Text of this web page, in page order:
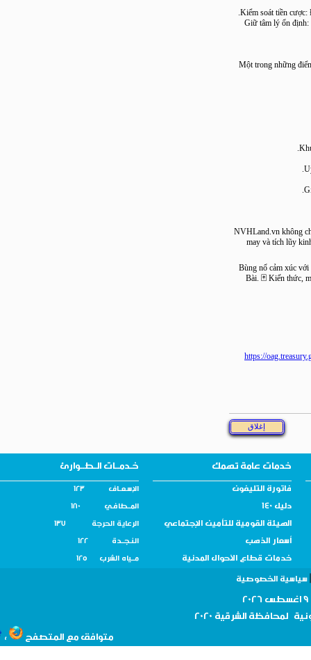
🎭 Giữ tâm lý
Một trong những
NVHLand.vn
may và tích
Bùng nổ cảm
Bài. 🃏 Kiến
https://
خدمات عامة تهمك خـدمــات الـطــوارئ
فاتورة التليفون الإسـعــاف 123
دليل 140 المــطافـي 180
الهيئة القومية للتأمين الإجتماعي الرعاية الحرجة 137
أسعار الذهب النـجــدة 122
خدمات قطاع الأحوال المدنية مــياه الشرب 125
الخصوصية
لمحافظةالشرقية 2020
متوافق مع المتصفح ،